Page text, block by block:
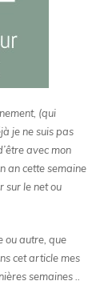
(qui
je ne suis pas
avec mon
an cette semaine
sur le net ou
ou autre, que
cet article mes
semaines ..